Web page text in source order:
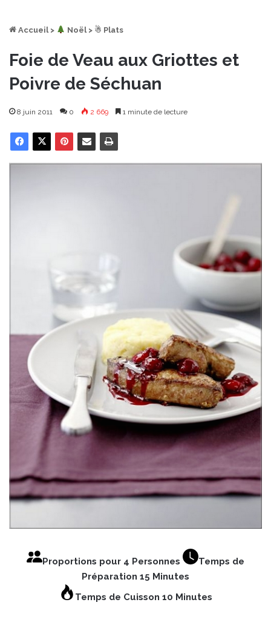
Accueil > ︎ Noël > ☃ Plats
Foie de Veau aux Griottes et
Poivre de Séchuan
8 juin 2011 0 2 669 1 minute de lecture
Proportions pour 4 Personnes
Temps de
Préparation 15 Minutes
Temps de Cuisson 10 Minutes